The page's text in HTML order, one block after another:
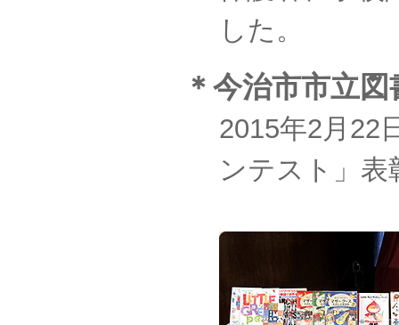
した。
＊今治市市立
2015年2月
ンテスト」表